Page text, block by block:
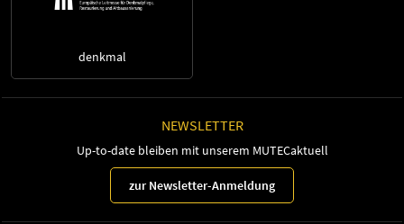
denkmal
NEWSLETTER
Up-to-date bleiben mit unserem MUTECaktuell
zur Newsletter-Anmeldung